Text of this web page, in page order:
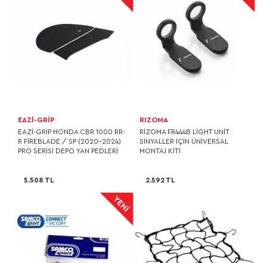
EAZI-GRIP
EAZI-GRIP HONDA CBR 1000 RR-
R FIREBLADE / SP (2020-2024)
PRO SERISI DEPO YAN PEDLERI
5.508 TL
RIZOMA
RIZOMA FR444B LIGHT UNIT
SINYALLER İÇIN ÜNIVERSAL
MONTAJ KITI
2.592 TL